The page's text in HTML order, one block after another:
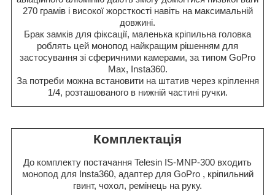
270 грамів і високої жорсткості навіть на максимальній
довжині.
Брак замків для фіксації, маленька кріпильна головка
роблять цей монопод найкращим рішенням для
застосування зі сферичними камерами, за типом GoPro
Max, Insta360.
За потреби можна встановити на штатив через кріплення
1/4, розташованого в нижній частині ручки.
Комплектація
До комплекту постачання Telesin IS-MNP-300 входить
монопод для Insta360, адаптер для GoPro , кріпильний
гвинт, чохол, ремінець на руку.